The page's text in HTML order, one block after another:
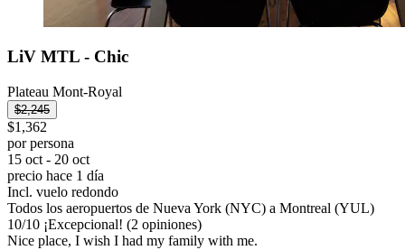
LiV MTL - Chic
Plateau Mont-Royal
$2,245
$1,362
por persona
15 oct - 20 oct
precio hace 1 día
Incl. vuelo redondo
Todos los aeropuertos de Nueva York (NYC) a Montreal (YUL)
10/10 ¡Excepcional! (2 opiniones)
Nice place, I wish I had my family with me.